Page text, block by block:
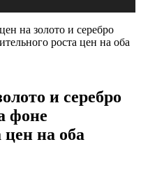
на золото и серебро
роста цен на оба
и серебро
фоне
цен на оба